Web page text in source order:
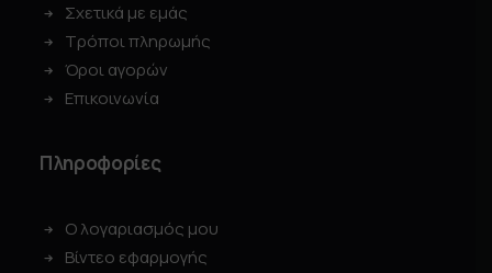
Σχετικά με εμάς
Τρόποι πληρωμής
Όροι αγορών
Επικοινωνία
Πληροφορίες
Ο λογαριασμός μου
Βίντεο εφαρμογής